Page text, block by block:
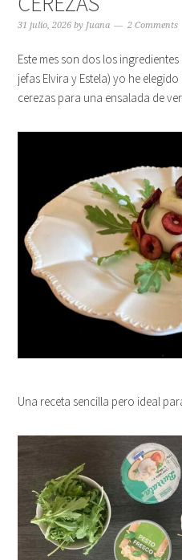
31 julio, 2026 by Juana 2 Comments
Este mes son dos los
jefas Elvira y Estela) yo he
cerezas para una ensalada de
Una receta sencilla pero ideal